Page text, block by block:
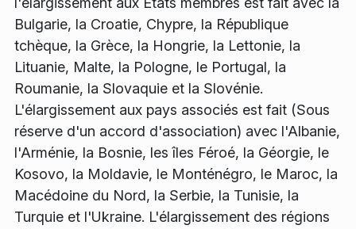
Bulgarie, la Croatie, Chypre, la République
tchèque, la Grèce, la Hongrie, la Lettonie, la
Lituanie, Malte, la Pologne, le Portugal, la
Roumanie, la Slovaquie et la Slovénie.
L'élargissement aux pays associés est fait (Sous
réserve d'un accord d'association) avec l'Albanie,
l'Arménie, la Bosnie, les îles Féroé, la Géorgie, le
Kosovo, la Moldavie, le Monténégro, le Maroc, la
Macédoine du Nord, la Serbie, la Tunisie, la
Turquie et l'Ukraine. L'élargissement des régions